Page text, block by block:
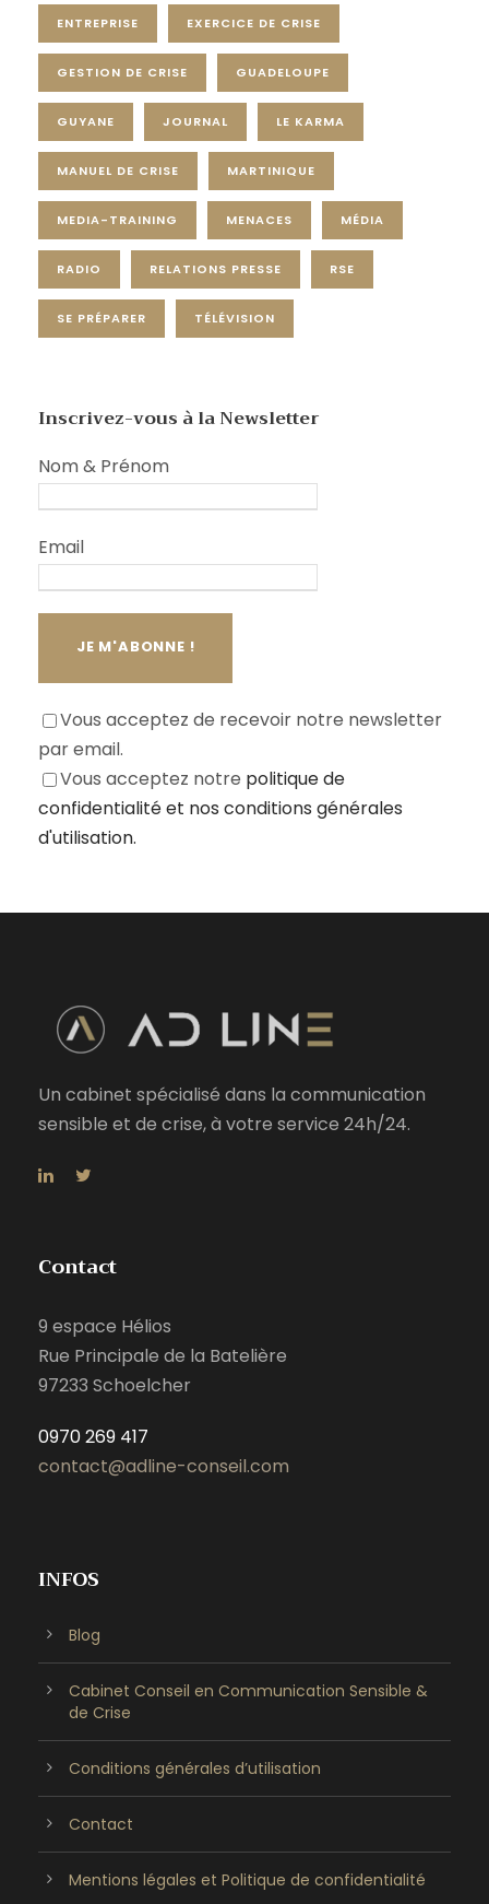
ENTREPRISE EXERCICE DE CRISE
GESTION DE CRISE GUADELOUPE
GUYANE JOURNAL LE KARMA
MANUEL DE CRISE MARTINIQUE
MEDIA-TRAINING MENACES MÉDIA
RADIO RELATIONS PRESSE RSE
SE PRÉPARER TÉLÉVISION
Inscrivez-vous à la Newsletter
Nom & Prénom
Email
Vous acceptez de recevoir notre newsletter
par email.
Vous acceptez notre politique de
confidentialitéet nos conditions générales
d'utilisation.
Un cabinet spécialisé dans la communication
sensible et de crise, à votre service 24h/24.
Contact
9 espace Hélios
Rue Principale de la Batelière
97233 Schoelcher
0970 269 417
contact@adline-conseil.com
INFOS
Blog
Cabinet Conseil en Communication Sensible &
de Crise
Conditions générales d’utilisation
Contact
Mentions légales et Politique de confidentialité